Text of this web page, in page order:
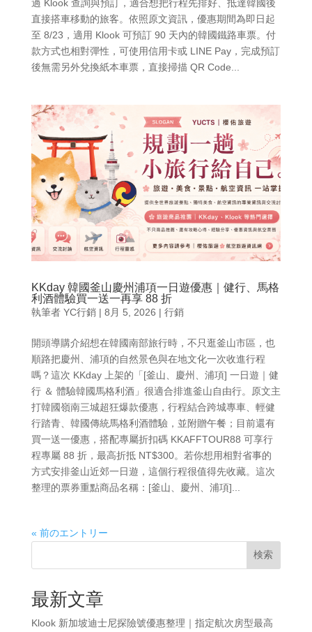
過 Klook 查詢與預訂，適合想把行程先排好、抵達韓國後
直接搭車移動的旅客。依照原文資訊，優惠期間為即日起
至 8/23，適用 Klook 可預訂 90 天內的韓國鐵路車票。付
款方式也相對彈性，可使用信用卡或 LINE Pay，完成預訂
後無需另外兌換紙本車票，直接掃描 QR Code...
KKday 韓國釜山慶州浦項一日遊優惠｜健行、馬格
利酒體驗買一送一再享 88 折
執筆者 YC行銷| 8月 5, 2026 | 行銷
開頭導購介紹想在韓國南部旅行時，不只逛釜山市區，也
順路把慶州、浦項的自然景色與在地文化一次收進行程
嗎？這次 KKday 上架的「[釜山、慶州、浦項] 一日遊｜健
行 ＆ 體驗韓國馬格利酒」很適合排進釜山自由行。原文主
打韓國嶺南三城超狂爆款優惠，行程結合跨城專車、輕健
行踏青、韓國傳統馬格利酒體驗，並附贈午餐；目前還有
買一送一優惠，搭配專屬折扣碼 KKAFFTOUR88 可享行
程專屬 88 折，最高折抵 NT$300。若你想用相對省事的
方式安排釜山近郊一日遊，這個行程很值得先收藏。這次
整理的票券重點商品名稱：[釜山、慶州、浦項]...
« 前のエントリー
検索
最新文章
Klook 新加坡迪士尼探險號優惠整理｜指定航次房型最高